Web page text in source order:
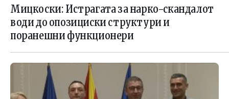
ИСТРАГАТА
Мицкоски: Истрагата за нарко-скандалот
води до опозициски структури и
поранешни функционери